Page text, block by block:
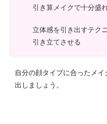
引き算メイクで十分盛
立体感を引き出すテク
引き立てさせる
自分の顔タイプに合ったメ
出しましょう。